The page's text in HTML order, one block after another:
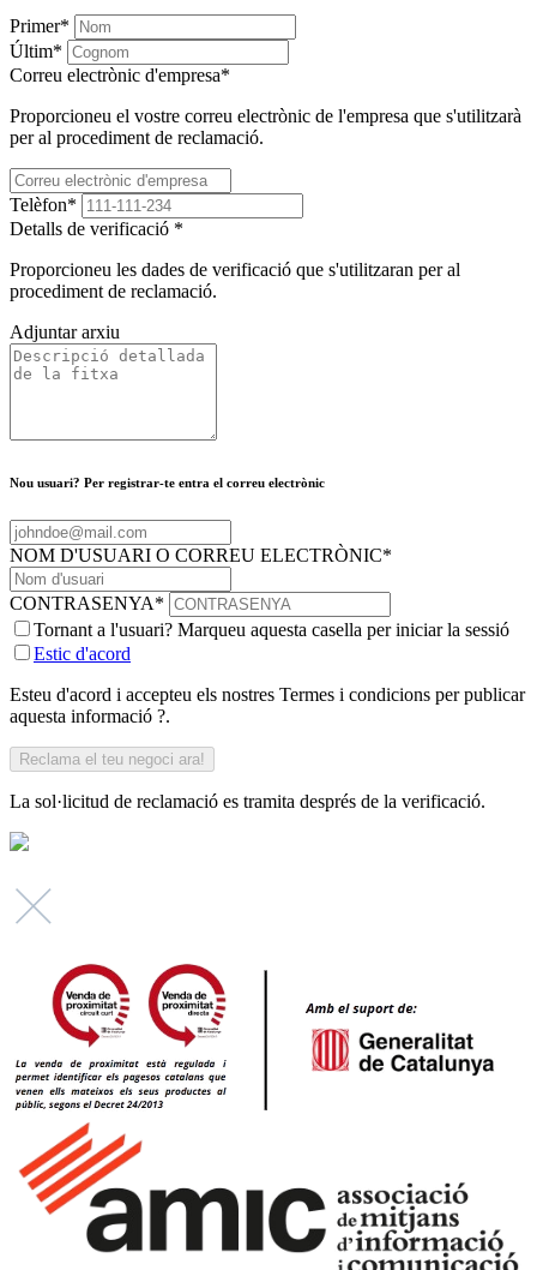
Primer*
Últim*
Correu electrònic d'empresa*
Proporcioneu el vostre correu electrònic de l'empresa que s'utilitzarà
per al procediment de reclamació.
Telèfon*
Detalls de verificació *
Proporcioneu les dades de verificació que s'utilitzaran per al
procediment de reclamació.
Adjuntar arxiu
Nou usuari? Per registrar-te entra el correu electrònic
NOM D'USUARI O CORREU ELECTRÒNIC*
CONTRASENYA*
Tornant a l'usuari? Marqueu aquesta casella per iniciar la sessió
Estic d'acord
Esteu d'acord i accepteu els nostres Termes i condicions per publicar
aquesta informació ?.
La sol·licitud de reclamació es tramita després de la verificació.